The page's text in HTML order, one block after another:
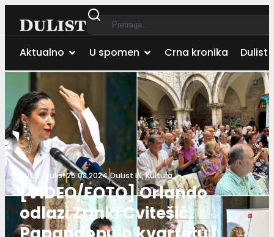
Aktualno U spomen Crna kronika Dulist
Autor: Dulist25.08.2024.DuList IN,Kultura
[VIDEO/FOTO] Orlando
odlazi Zrinki Cvitešić,